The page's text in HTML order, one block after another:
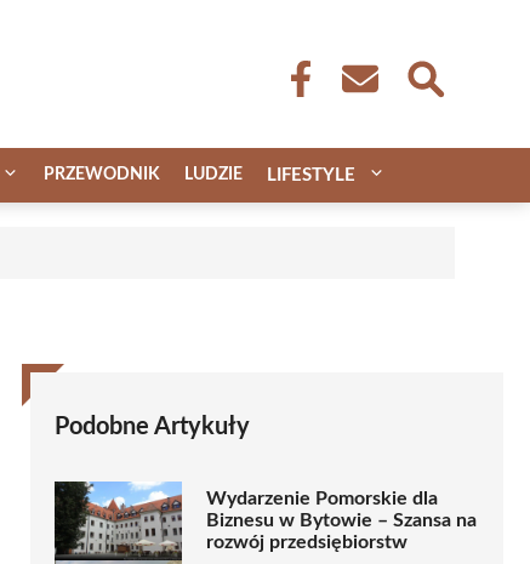
PRZEWODNIK LUDZIE LIFESTYLE
Podobne Artykuły
Wydarzenie Pomorskie dla
Biznesu w Bytowie – Szansa na
rozwój przedsiębiorstw